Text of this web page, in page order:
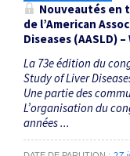
Nouveautés en
de l’American
Diseases (AASLD)
La 73e édition du
Study of Liver
Une partie des
L’organisation du
années ...